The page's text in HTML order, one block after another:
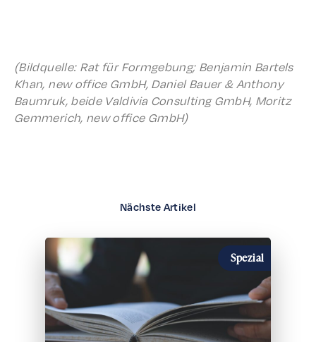
(Bildquelle: Rat für Formge­bung; Benjamin Bartels
Khan, new office GmbH, Daniel Bauer & Antho­ny
Baum­ruk, beide Valdivia Consult­ing GmbH, Moritz
Gemmerich, new office GmbH)
Nächste Artikel
Spezial